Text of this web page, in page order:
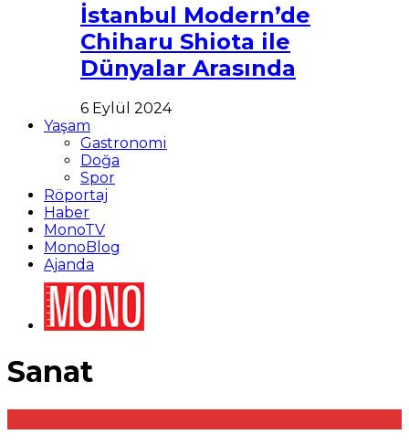
İstanbul Modern’de
Chiharu Shiota ile
Dünyalar Arasında
6 Eylül 2024
Yaşam
Gastronomi
Doğa
Spor
Röportaj
Haber
MonoTV
MonoBlog
Ajanda
Sanat